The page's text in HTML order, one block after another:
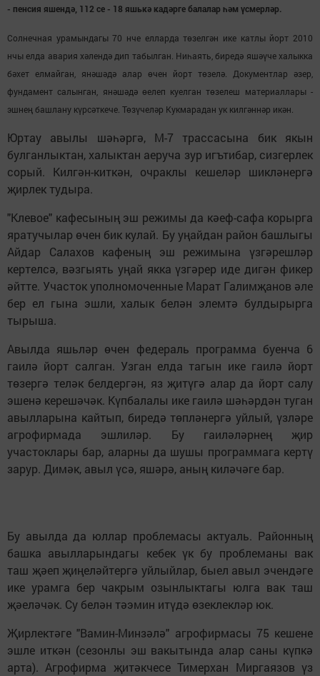
- пенсия яшендә, 112 се - 18 яшькә кадәрге балалар һәм үсмерләр.
Солнечная урамындагы 70 нче елларда төзелгән ике катлы йорт 2010
нчы елда авария хәлендә дип табылган. Ниһаять, биредә яшәүче халыкка
бәхет елмайган, янәшәдә алар өчен йорт төзелә. Документлар әзер,
фундамент салынган, янәшәдә өелеп куелган төзелеш материаллары -
эшнең башлану күрсәткече. Төзүчеләр Кукмарадан ук килгәннәр икән.
Юртау авылы шәһәргә, М-7 трассасына бик якын
булганлыктан, халыктан аеруча зур игътибар, сизгерлек
сорый. Килгән-киткән, очраклы кешеләр шикләнергә
җирлек тудыра.
"Клевое" кафесының эш режимы да кәеф-сафа корырга
яратучылар өчен бик кулай. Бу уңайдан район башлыгы
Айдар Салахов кафеның эш режимына үзгәрешләр
кертелсә, вәзгыять уңай якка үзгәрер иде дигән фикер
әйтте. Участок уполномоченные Марат Галимҗанов әле
бер ел гына эшли, халык белән элемтә булдырырга
тырыша.
Авылда яшьләр өчен федераль программа буенча 6
гаилә йорт салган. Узган елда тагын ике гаилә йорт
төзергә теләк белдергән, яз җитүгә алар да йорт салу
эшенә керешәчәк. Күпбалалы ике гаилә шәһәрдән туган
авылларына кайтып, биредә төпләнергә уйлый, үзләре
агрофирмада эшлиләр. Бу гаиләләрнең җир
участоклары бар, аларны да шушы программага кертү
зарур. Димәк, авыл үсә, яшәрә, аның киләчәге бар.
Бу авылда да юллар проблемасы актуаль. Районның
башка авылларындагы кебек үк бу проблеманы вак
таш җәеп җиңеләйтергә уйлыйлар, быел авыл эчендәге
ике урамга бер чакрым озынлыктагы юлга вак таш
җәеләчәк. Су белән тәэмин итүдә өзеклекләр юк.
Җирлектәге "Вамин-Минзәлә" агрофирмасы 75 кешене
эшле иткән (сезонлы эш вакытында алар саны күпкә
арта). Агрофирма җитәкчесе Тимерхан Миргаязов үз